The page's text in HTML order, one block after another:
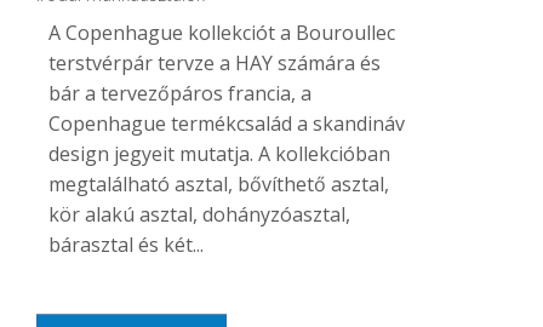
A Copenhague kollekciót a Bouroullec
terstvérpár tervze a HAY számára és
bár a tervezőpáros francia, a
Copenhague termékcsalád a skandináv
design jegyeit mutatja. A kollekcióban
megtalálható asztal, bővíthető asztal,
kör alakú asztal, dohányzóasztal,
bárasztal és két...